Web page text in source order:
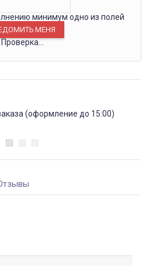
минимум одно из полей
Проверка...
(оформление до 15:00)